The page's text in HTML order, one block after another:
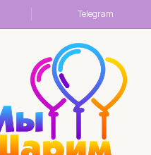
Telegram